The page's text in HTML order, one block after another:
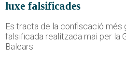
luxe falsificades
Es tracta de la confiscació més
falsificada realitzada mai per la
Balears